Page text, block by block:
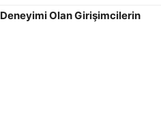
Deneyimi Olan Girişimcilerin